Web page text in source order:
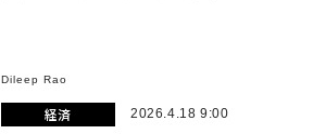
Dileep Rao
経済 2026.4.18 9:00